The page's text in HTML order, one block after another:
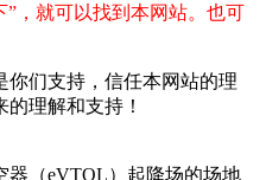
，就可以找到本网站。也可
你们支持，信任本网站的理
理解和支持！
器（eVTOL）起降场的场地